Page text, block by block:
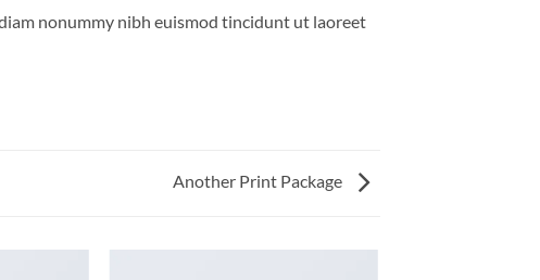
nonummy nibh euismod tincidunt ut laoreet
Another Print Package